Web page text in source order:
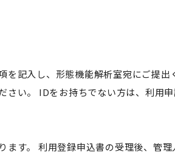
を記入し、形態機能解析室宛にご提
い。 IDをお持ちでない方は、利用
ます。 利用登録申込書の受理後、管